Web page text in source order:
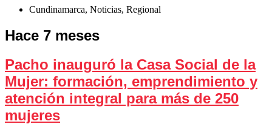
Cundinamarca, Noticias, Regional
Hace 7 meses
Pacho inauguró la Casa Social de la
Mujer: formación, emprendimiento y
atención integral para más de 250
mujeres